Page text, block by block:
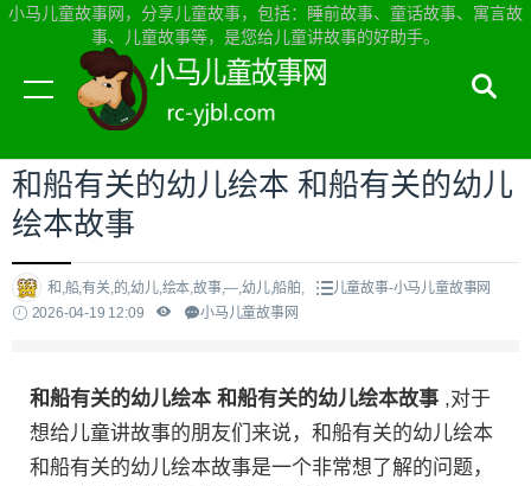
小马儿童故事网，分享儿童故事，包括：睡前故事、童话故事、寓言故
事、儿童故事等，是您给儿童讲故事的好助手。
当前位置：小马儿童故事网首页>儿童故事
和船有关的幼儿绘本 和船有关的幼儿
绘本故事
和,船,有关,的,幼儿,绘本,故事,—,幼儿,船舶,
儿童故事-小马儿童故事网
2026-04-19 12:09
小马儿童故事网
和船有关的幼儿绘本 和船有关的幼儿绘本故事 ,对于
想给儿童讲故事的朋友们来说，和船有关的幼儿绘本
和船有关的幼儿绘本故事是一个非常想了解的问题，